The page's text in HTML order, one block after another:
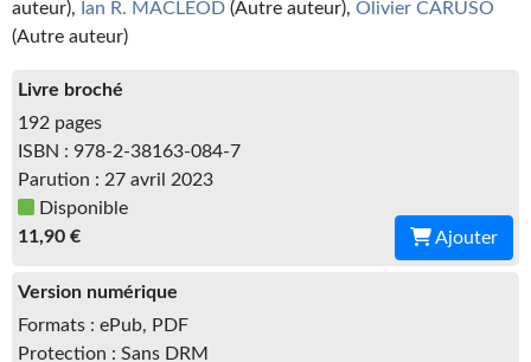
Pulps
Wotan
Étoiles vives
Yellow Submarine
NUMÉRIQUE
Une Heure-Lumière
auteur), Ian R. MACLEOD (Autre auteur), Olivier CARUSO
(Autre auteur)
Livre broché
192 pages
ISBN : 978-2-38163-084-7
Parution : 27 avril 2023
Disponible
11,90 €
Ajouter
Version numérique
Formats : ePub, PDF
Protection : Sans DRM